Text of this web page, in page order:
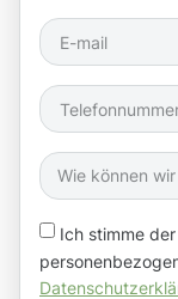
Ich stimme